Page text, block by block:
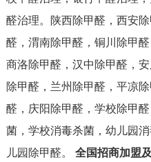
醛治理。陕西除甲醛，西安
醛，渭南除甲醛，铜川除甲
商洛除甲醛，汉中除甲醛，
除甲醛，兰州除甲醛，平凉
醛，庆阳除甲醛，学校除甲
菌，学校消毒杀菌，幼儿园
儿园除甲醛。
全国招商加盟